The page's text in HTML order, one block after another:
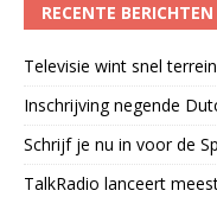
RECENTE BERICHTEN
Televisie wint snel
Inschrijving negende
Schrijf je nu in voor de
TalkRadio lanceert